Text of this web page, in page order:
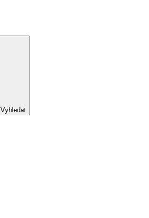
Vyhledat